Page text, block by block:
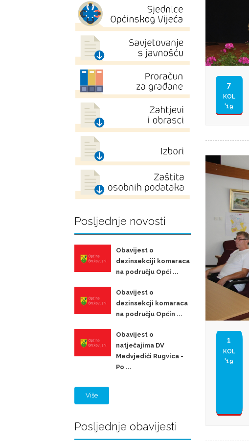
Posljednje novosti
Obavijest o
dezinsekciji komaraca
na području Opći ...
Obavijest o
dezinsekcji komaraca
na području Općin ...
Obavijest o
natječajima DV
Medvjedići Rugvica -
Po ...
Više
Posljednje obavijesti
7
KOL
'19
1
KOL
'19